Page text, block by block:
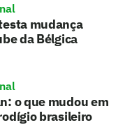
mudança
da Bélgica
o que mudou em
brasileiro